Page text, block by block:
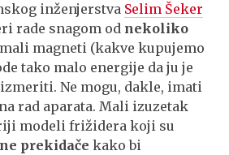
inženjerstva Selim Šeker
rade snagom od nekoliko
magneti (kakve kupujemo
tako malo energije da ju je
Ne mogu, dakle, imati
rad aparata. Mali izuzetak
modeli frižidera koji su
prekidače kako bi